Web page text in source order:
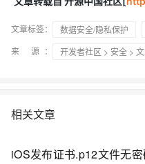
文章标签： 数据安全/隐私保护
来 源：
开发者社区 > 安全 >
相关文章